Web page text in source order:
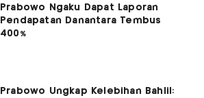
Prabowo Ngaku Dapat Laporan
Pendapatan Danantara Tembus
400%
Prabowo Ungkap Kelebihan Bahlil: